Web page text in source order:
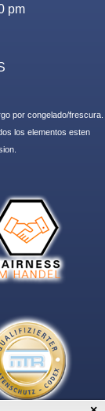
pm
por congelado/frescura.
los elementos esten